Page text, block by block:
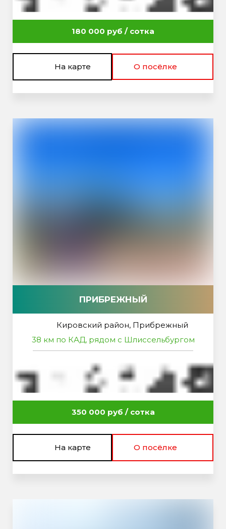
180 000 руб / сотка
На карте О посёлке
ПРИБРЕЖНЫЙ
Кировский район, Прибрежный
38 км по КАД, рядом с Шлиссельбургом
350 000 руб / сотка
На карте О посёлке